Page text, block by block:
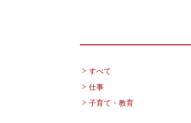
すべて
仕事
子育て・教育